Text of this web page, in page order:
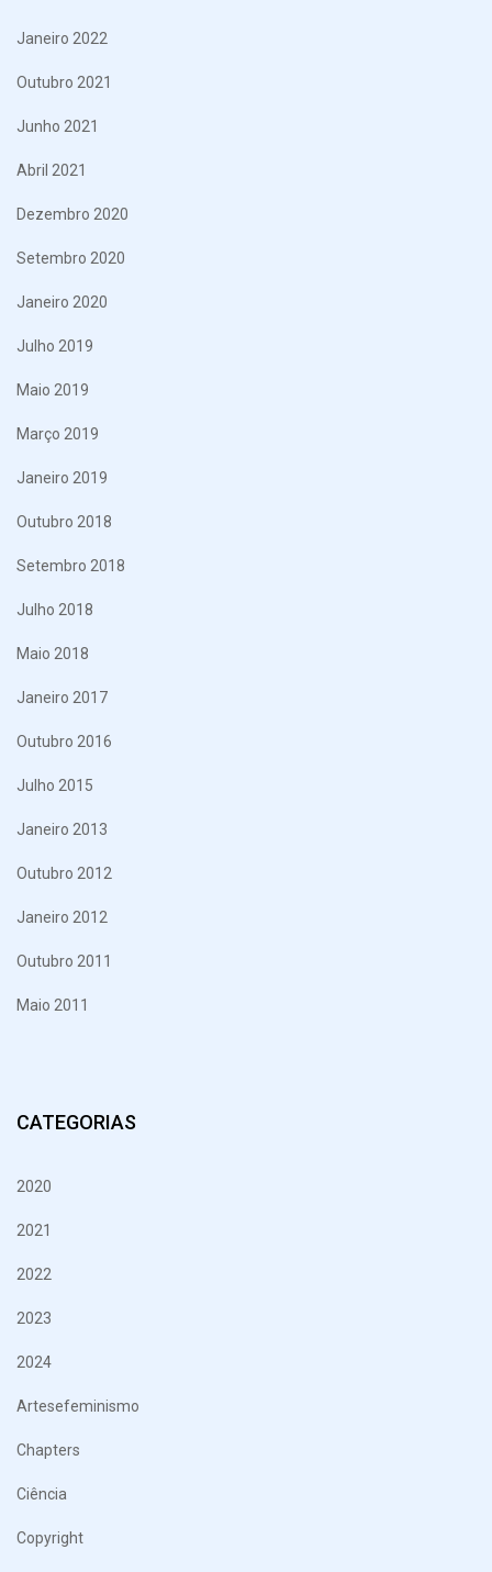
Janeiro 2022
Outubro 2021
Junho 2021
Abril 2021
Dezembro 2020
Setembro 2020
Janeiro 2020
Julho 2019
Maio 2019
Março 2019
Janeiro 2019
Outubro 2018
Setembro 2018
Julho 2018
Maio 2018
Janeiro 2017
Outubro 2016
Julho 2015
Janeiro 2013
Outubro 2012
Janeiro 2012
Outubro 2011
Maio 2011
CATEGORIAS
2020
2021
2022
2023
2024
Artesefeminismo
Chapters
Ciência
Copyright